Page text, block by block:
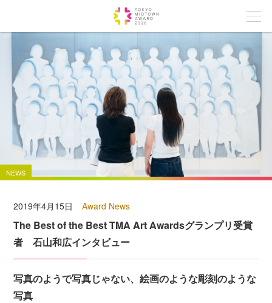
NEWS
2019年4月15日 Award News
The Best of the Best TMA Art Awardsグランプリ受賞
者 石山和広インタビュー
写真のようで写真じゃない、絵画のような彫刻のような
写真